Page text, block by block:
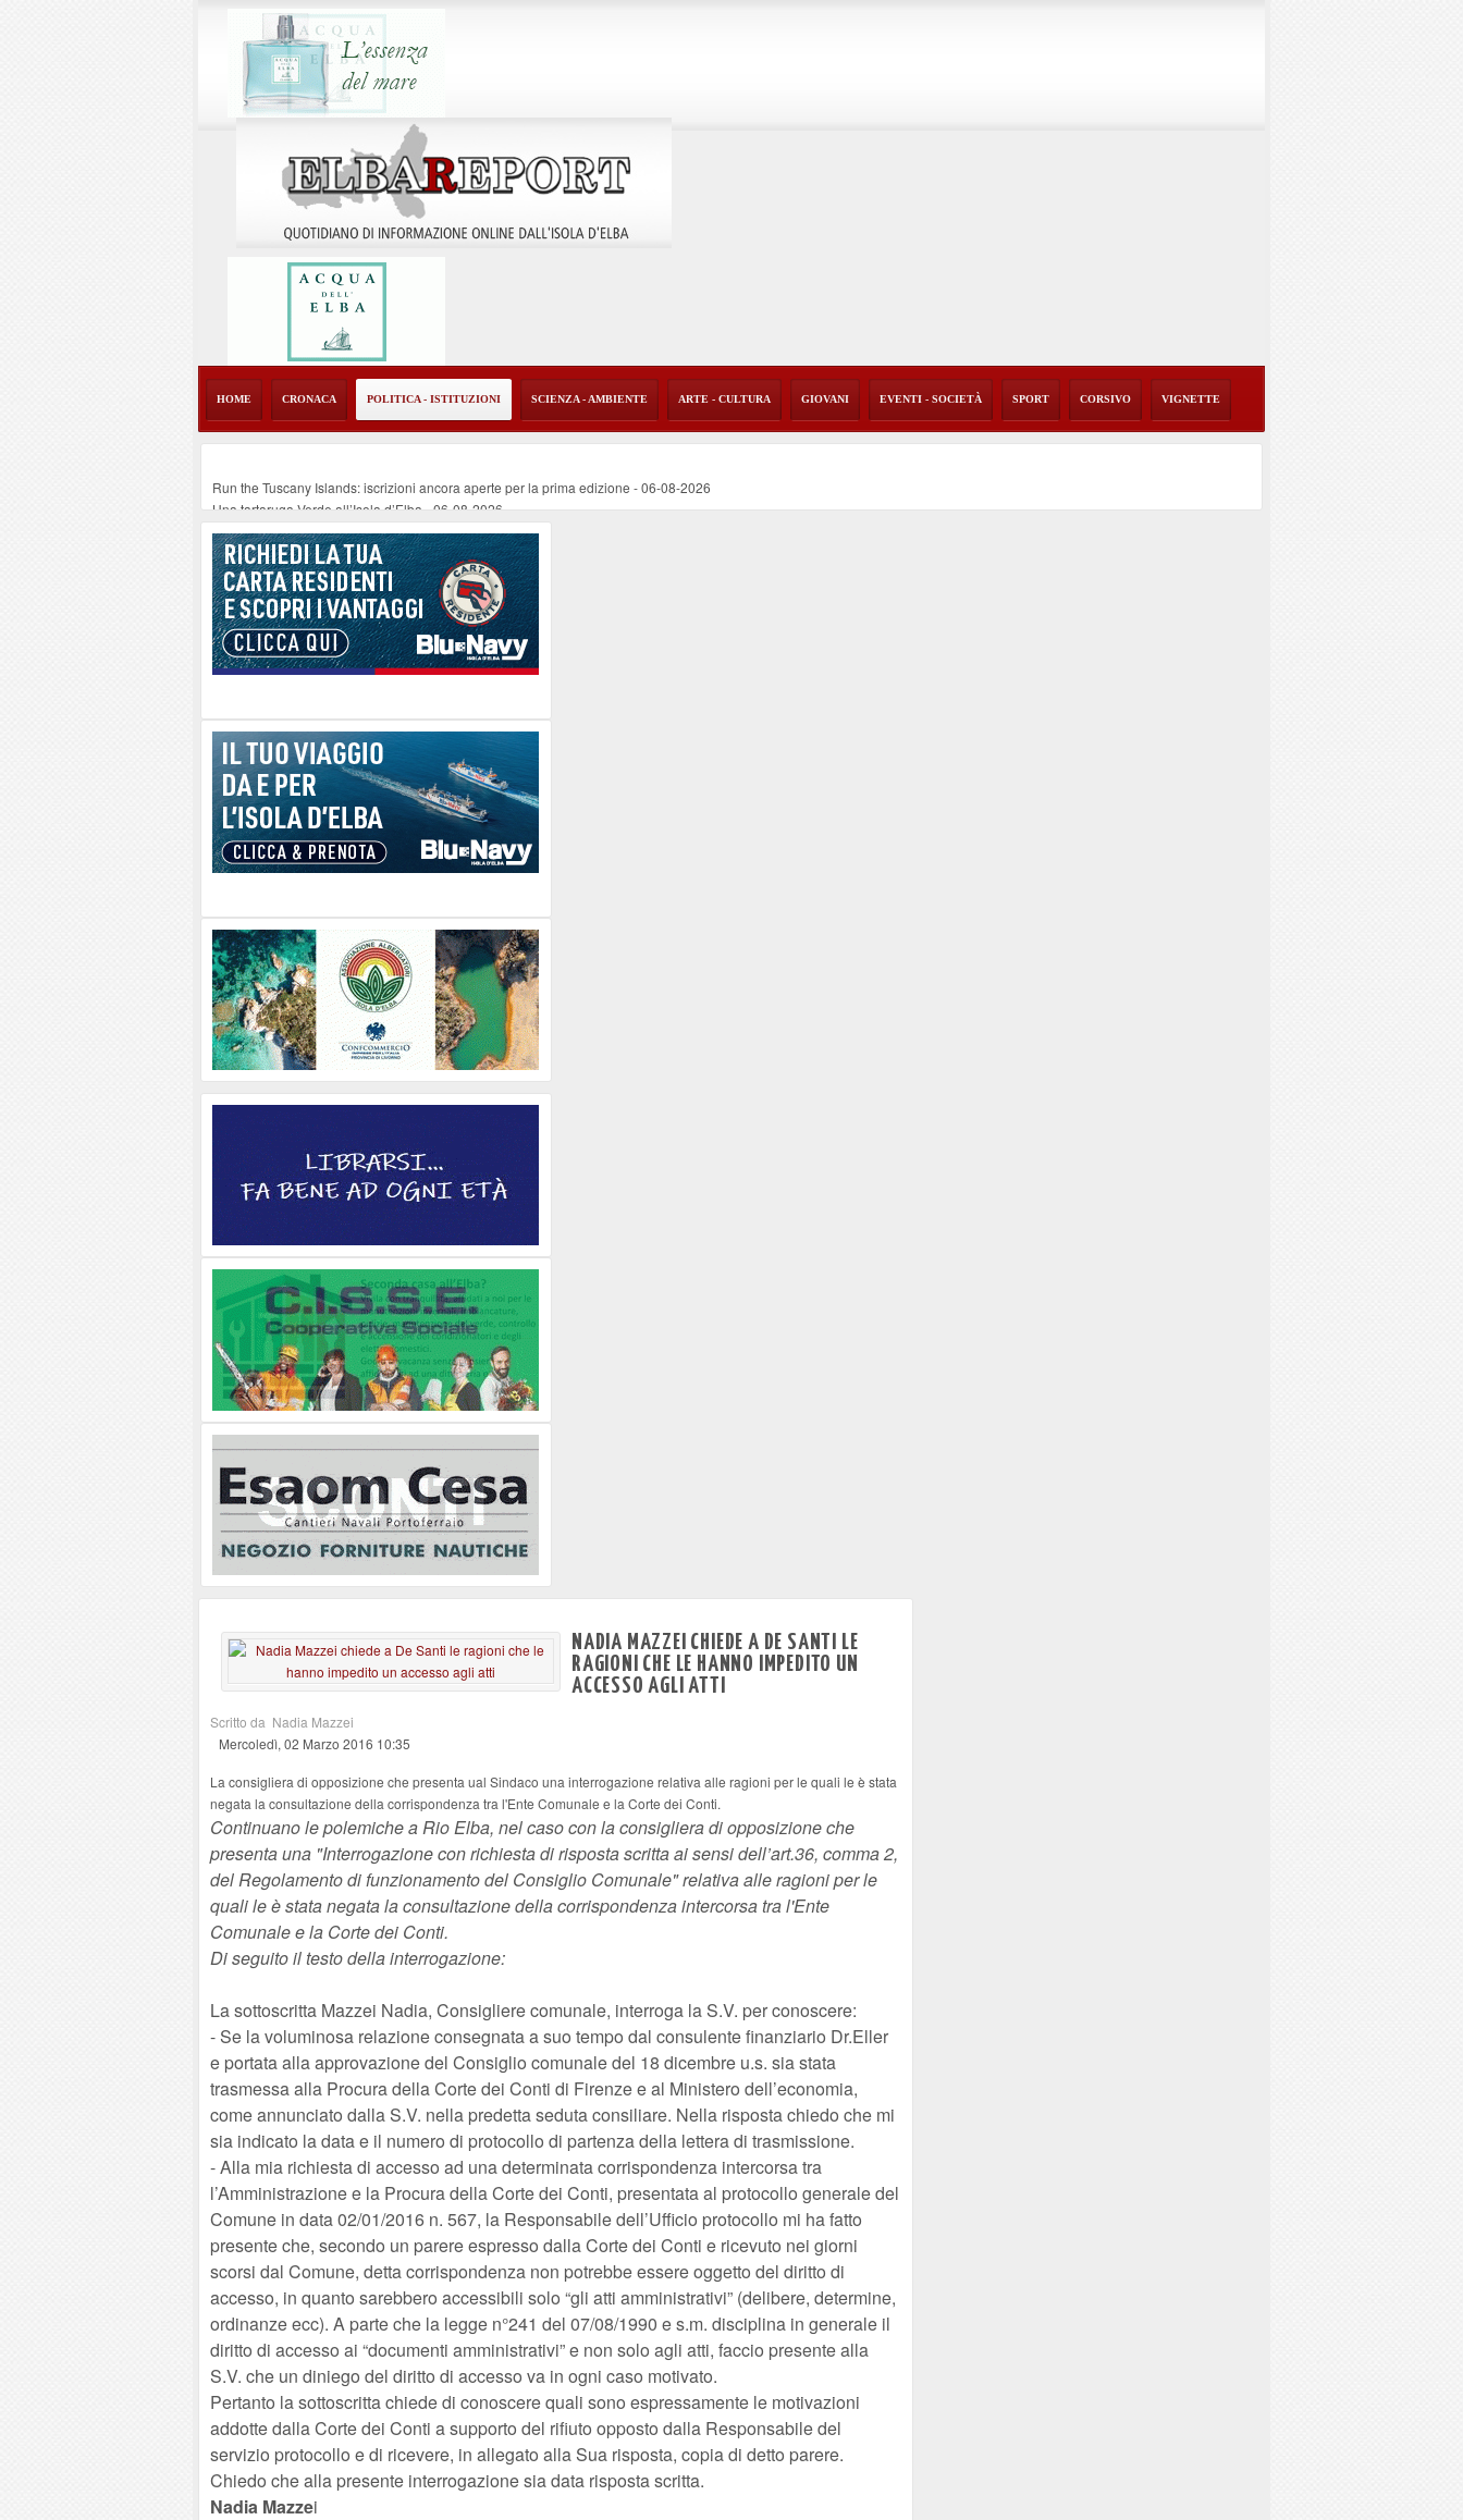
HOME CRONACA POLITICA - ISTITUZIONI SCIENZA - AMBIENTE ARTE - CULTURA GIOVANI EVENTI - SOCIETÀ SPORT CORSIVO VIGNETTE
Run the Tuscany Islands: iscrizioni ancora aperte per la prima edizione -06-08-2026
Una tartaruga Verde all’Isola d’Elba-06-08-2026
Furgone in fiamme a Capoliveri, illeso il conducente-06-08-2026
Campo: chiusura della biblioteca comunale in occasione del Santo Patrono
A Carpani si apre la Festa di Liberazione: il programma della prima serata
NADIA MAZZEI CHIEDE A DE SANTI LE
RAGIONI CHE LE HANNO IMPEDITO UN
ACCESSO AGLI ATTI
Scritto da Nadia Mazzei
Mercoledì, 02 Marzo 2016 10:35
La consigliera di opposizione che presenta ual Sindaco una interrogazione relativa alle ragioni per le quali le è stata
negata la consultazione della corrispondenza tra l'Ente Comunale e la Corte dei Conti.
Continuano le polemiche a Rio Elba, nel caso con la consigliera di opposizione che
presenta una "Interrogazione con richiesta di risposta scritta ai sensi dell’art.36, comma 2,
del Regolamento di funzionamento del Consiglio Comunale" relativa alle ragioni per le
quali le è stata negata la consultazione della corrispondenza intercorsa tra l'Ente
Comunale e la Corte dei Conti.
Di seguito il testo della interrogazione:
La sottoscritta Mazzei Nadia, Consigliere comunale, interroga la S.V. per conoscere:
- Se la voluminosa relazione consegnata a suo tempo dal consulente finanziario Dr.Eller
e portata alla approvazione del Consiglio comunale del 18 dicembre u.s. sia stata
trasmessa alla Procura della Corte dei Conti di Firenze e al Ministero dell’economia,
come annunciato dalla S.V. nella predetta seduta consiliare. Nella risposta chiedo che mi
sia indicato la data e il numero di protocollo di partenza della lettera di trasmissione.
- Alla mia richiesta di accesso ad una determinata corrispondenza intercorsa tra
l’Amministrazione e la Procura della Corte dei Conti, presentata al protocollo generale del
Comune in data 02/01/2016 n. 567, la Responsabile dell’Ufficio protocollo mi ha fatto
presente che, secondo un parere espresso dalla Corte dei Conti e ricevuto nei giorni
scorsi dal Comune, detta corrispondenza non potrebbe essere oggetto del diritto di
accesso, in quanto sarebbero accessibili solo “gli atti amministrativi” (delibere, determine,
ordinanze ecc). A parte che la legge n°241 del 07/08/1990 e s.m. disciplina in generale il
diritto di accesso ai “documenti amministrativi” e non solo agli atti, faccio presente alla
S.V. che un diniego del diritto di accesso va in ogni caso motivato.
Pertanto la sottoscritta chiede di conoscere quali sono espressamente le motivazioni
addotte dalla Corte dei Conti a supporto del rifiuto opposto dalla Responsabile del
servizio protocollo e di ricevere, in allegato alla Sua risposta, copia di detto parere.
Chiedo che alla presente interrogazione sia data risposta scritta.
Nadia Mazzei